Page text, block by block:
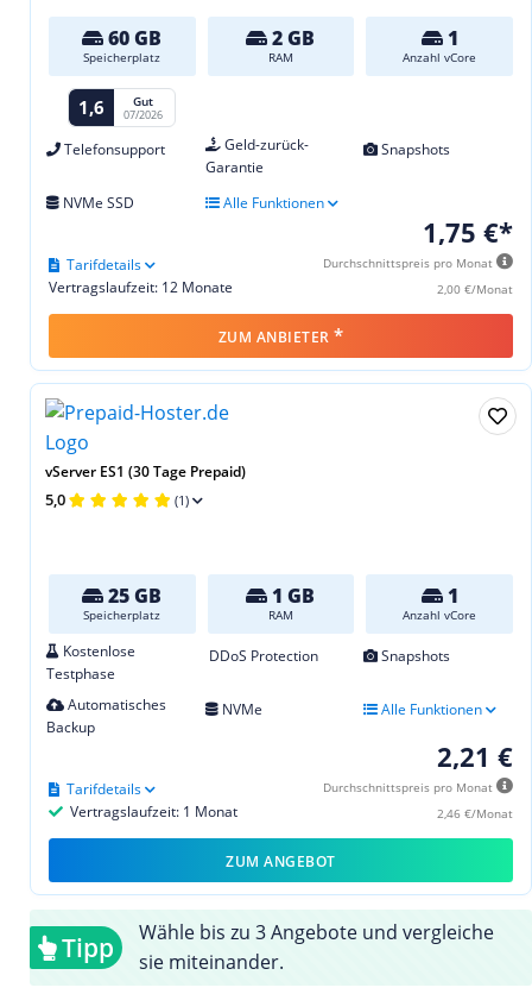
60 GB
Speicherplatz
2 GB
RAM
1
Anzahl vCore
1,6 Gut
07/2026
Telefonsupport
Geld-zurück-
Garantie
Snapshots
NVMe SSD Alle Funktionen
1,75 €*
Durchschnittspreis pro Monat
2,00 €/Monat
Vertragslaufzeit: 12 Monate
Tarifdetails
ZUM ANBIETER *
vServer ES1 (30 Tage Prepaid)
5,0 (1)
25 GB
Speicherplatz
1 GB
RAM
1
Anzahl vCore
Kostenlose
Testphase
DDoS Protection Snapshots
Automatisches
Backup
NVMe Alle Funktionen
2,21 €
Durchschnittspreis pro Monat
2,46 €/Monat
Vertragslaufzeit: 1 Monat
Tarifdetails
ZUM ANGEBOT
Tipp
Wähle bis zu 3 Angebote und vergleiche
sie miteinander.